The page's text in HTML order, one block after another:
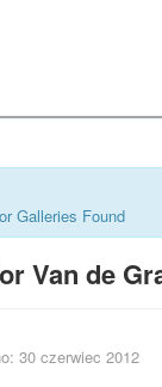
Galleries Found
Van de
30 czerwiec 2012